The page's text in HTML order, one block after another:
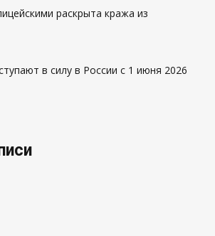
раскрыта кража из
в силу в России с 1 июня 2026